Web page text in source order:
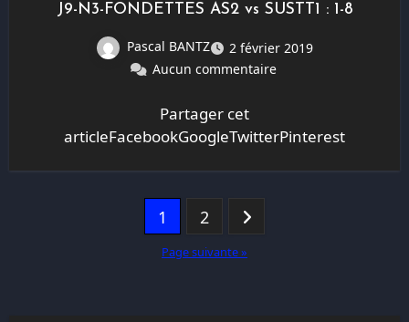
J9-N3-FONDETTES AS2 vs SUSTT1 : 1-8
Pascal BANTZ
2 février 2019
Aucun commentaire
Partager cet
articleFacebookGoogleTwitterPinterest
1 2
Page suivante »